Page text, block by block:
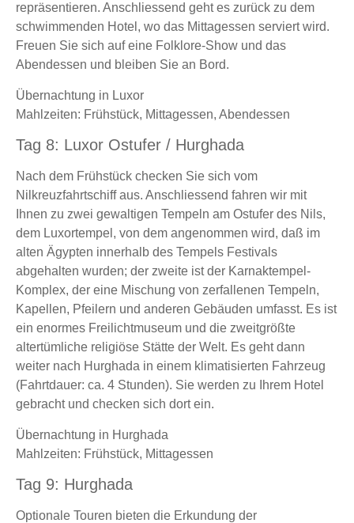
repräsentieren. Anschliessend geht es zurück zu dem
schwimmenden Hotel, wo das Mittagessen serviert wird.
Freuen Sie sich auf eine Folklore-Show und das
Abendessen und bleiben Sie an Bord.
Übernachtung in Luxor
Mahlzeiten: Frühstück, Mittagessen, Abendessen
Tag 8: Luxor Ostufer / Hurghada
Nach dem Frühstück checken Sie sich vom
Nilkreuzfahrtschiff aus. Anschliessend fahren wir mit
Ihnen zu zwei gewaltigen Tempeln am Ostufer des Nils,
dem Luxortempel, von dem angenommen wird, daß im
alten Ägypten innerhalb des Tempels Festivals
abgehalten wurden; der zweite ist der Karnaktempel-
Komplex, der eine Mischung von zerfallenen Tempeln,
Kapellen, Pfeilern und anderen Gebäuden umfasst. Es ist
ein enormes Freilichtmuseum und die zweitgrößte
altertümliche religiöse Stätte der Welt. Es geht dann
weiter nach Hurghada in einem klimatisierten Fahrzeug
(Fahrtdauer: ca. 4 Stunden). Sie werden zu Ihrem Hotel
gebracht und checken sich dort ein.
Übernachtung in Hurghada
Mahlzeiten: Frühstück, Mittagessen
Tag 9: Hurghada
Optionale Touren bieten die Erkundung der